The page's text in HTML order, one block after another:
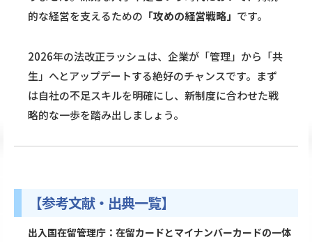
的な経営を支えるための 「攻めの経営戦略」 です。
2026年の法改正ラッシュは、企業が「管理」から「共
生」へとアップデートする絶好のチャンスです。まず
は自社の不足スキルを明確にし、新制度に合わせた戦
略的な一歩を踏み出しましょう。
【参考文献・出典一覧】
出入国在留管理庁：在留カードとマイナンバーカードの一体